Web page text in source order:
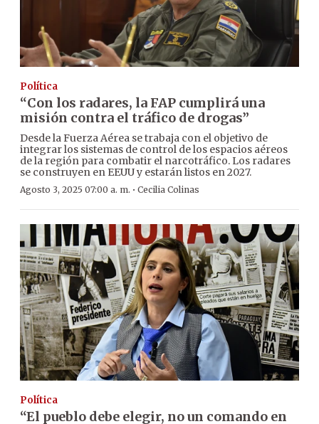
Política
“Con los radares, la FAP cumplirá una
misión contra el tráfico de drogas”
Desde la Fuerza Aérea se trabaja con el objetivo de
integrar los sistemas de control de los espacios aéreos
de la región para combatir el narcotráfico. Los radares
se construyen en EEUU y estarán listos en 2027.
Agosto 3, 2025 07:00 a. m. · Cecilia Colinas
Política
“El pueblo debe elegir, no un comando en